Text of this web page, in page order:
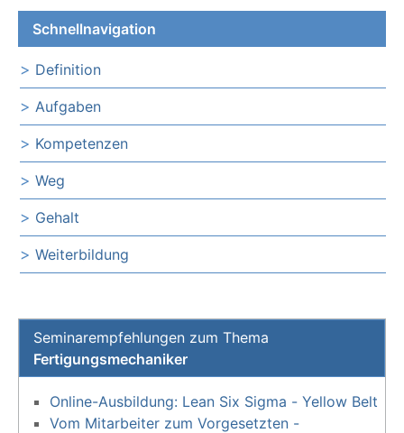
Schnellnavigation
Definition
Aufgaben
Kompetenzen
Weg
Gehalt
Weiterbildung
Seminarempfehlungen zum Thema
Fertigungsmechaniker
Online-Ausbildung: Lean Six Sigma - Yellow Belt
Vom Mitarbeiter zum Vorgesetzten -